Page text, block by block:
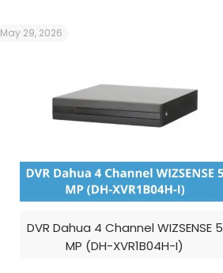
DVR Dahua 4 Channel WIZSENSE 5
MP (DH-XVR1B04H-I)
May 29, 2026